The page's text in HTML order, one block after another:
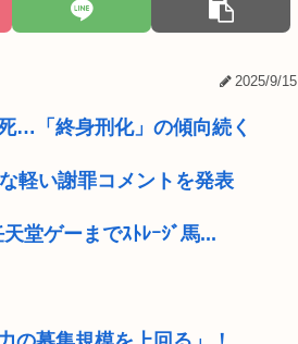
2025/9/15
…「終身刑化」の傾向続く
軽い謝罪コメントを発表
堂ゲーまでｽﾄﾚｰｼﾞ馬...